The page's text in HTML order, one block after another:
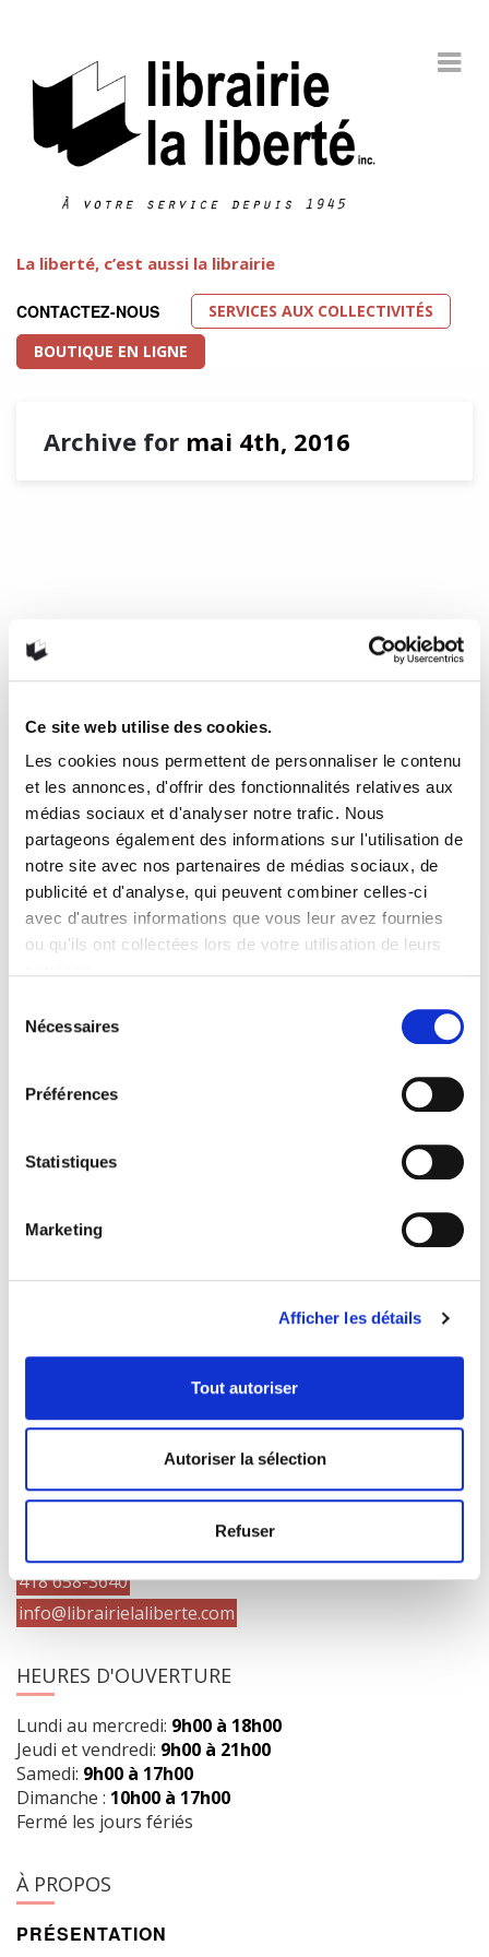
Ce site web utilise des cookies.
Les cookies nous permettent de personnaliser le contenu
et les annonces, d'offrir des fonctionnalités relatives aux
médias sociaux et d'analyser notre trafic. Nous
partageons également des informations sur l'utilisation de
notre site avec nos partenaires de médias sociaux, de
publicité et d'analyse, qui peuvent combiner celles-ci
avec d'autres informations que vous leur avez fournies
ou qu'ils ont collectées lors de votre utilisation de leurs
Nécessaires
Préférences
Statistiques
Marketing
Afficher les détails
Tout autoriser
Autoriser la sélection
Refuser
La liberté, c’est aussi la librairie
CONTACTEZ-NOUS
SERVICES AUX COLLECTIVITÉS
BOUTIQUE EN LIGNE
Archive for mai 4th, 2016
ruse des créateurs de l’ouvrage qui amuse et provoque
immanquablement la curiosité du jeune public au premier
lecture comme quelque chose de stimulant, d’intéressant,
de rassembleur et d’essentiel, en évitant les formules
stéréotypées ou le ton prescripteur.
4 mai 2016 0 1
418 658-3640
info@librairielaliberte.com
HEURES D'OUVERTURE
Lundi au mercredi: 9h00 à 18h00
Jeudi et vendredi: 9h00 à 21h00
Samedi: 9h00 à 17h00
Dimanche : 10h00 à 17h00
Fermé les jours fériés
À PROPOS
PRÉSENTATION